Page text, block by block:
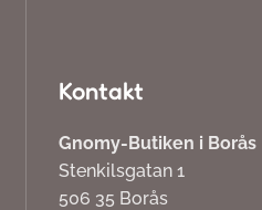
Kontakt
Gnomy-Butiken i Borås
Stenkilsgatan 1
506 35 Borås